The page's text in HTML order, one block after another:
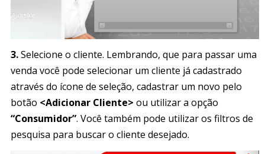
3.Selecione o cliente. Lembrando, que para passar uma
venda você pode selecionar um cliente já cadastrado
através do ícone de seleção, cadastrar um novo pelo
botão <Adicionar Cliente> ou utilizar a opção
“Consumidor”. Você também pode utilizar os filtros de
pesquisa para buscar o cliente desejado.